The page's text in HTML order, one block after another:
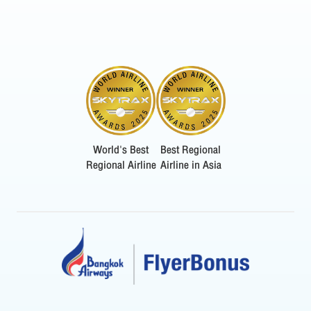
World's Best
Regional Airline
Best Regional
Airline in Asia